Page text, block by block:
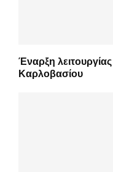
Έναρξη
Καρλοβασίου